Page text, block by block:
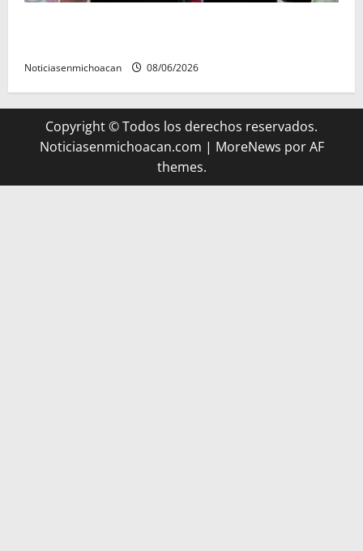
Noticiasenmichoacan 08/06/2026
Copyright © Todos los derechos reservados.
Noticiasenmichoacan.com | MoreNews por AF
themes.